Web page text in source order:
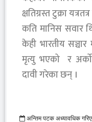
क्षतिग्रस्त टुक्रा
कति मानिस सवार
केही भारतीय
मृत्यु भएको र
दावी गरेका छन् ।
अन्तिम पटक अध्यावधिक